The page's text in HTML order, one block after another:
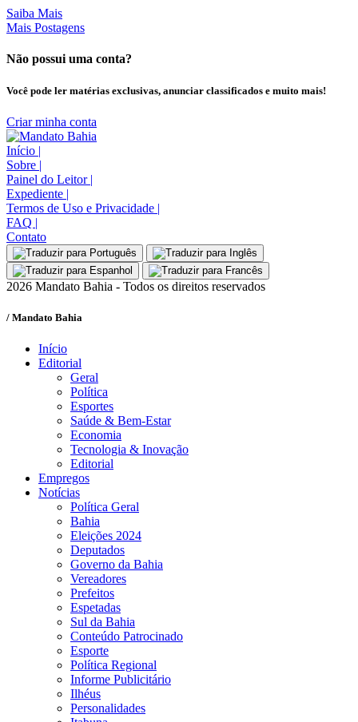
Saiba Mais
Mais Postagens
Não possui uma conta?
Você pode ler matérias exclusivas, anunciar classificados e muito mais!
Criar minha conta
Início |
Sobre |
Painel do Leitor |
Expediente |
Termos de Uso e Privacidade |
FAQ |
Contato
2026 Mandato Bahia - Todos os direitos reservados
/ Mandato Bahia
Início
Editorial
Geral
Política
Esportes
Saúde & Bem-Estar
Economia
Tecnologia & Inovação
Editorial
Empregos
Notícias
Política Geral
Bahia
Eleições 2024
Deputados
Governo da Bahia
Vereadores
Prefeitos
Espetadas
Sul da Bahia
Conteúdo Patrocinado
Esporte
Política Regional
Informe Publicitário
Ilhéus
Personalidades